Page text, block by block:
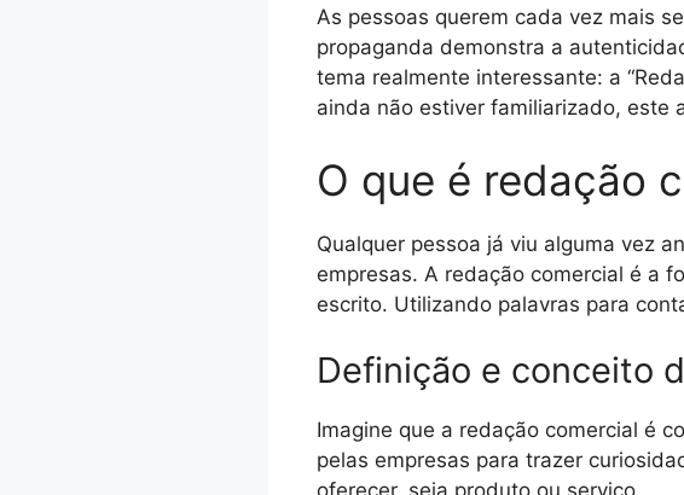
As pessoas querem cada vez mais
propaganda demonstra a
tema realmente interessante: a
ainda não estiver familiarizado, este
O que é redação
Qualquer pessoa já viu alguma vez
empresas. A redação comercial é a
escrito. Utilizando palavras para
Definição e conceito
Imagine que a redação comercial é
pelas empresas para trazer